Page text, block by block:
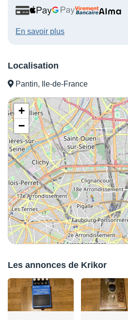
En savoir plus
Localisation
Pantin, Ile-de-France
+
−
Les annonces de Krikor